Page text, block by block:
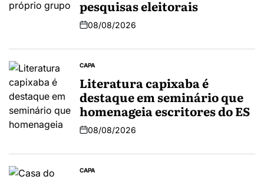
pesquisas eleitorais
08/08/2026
CAPA
Literatura capixaba é
destaque em seminário que
homenageia escritores do ES
08/08/2026
CAPA